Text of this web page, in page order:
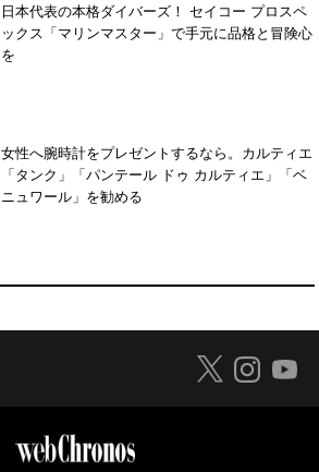
日本代表の本格ダイバーズ！ セイコー プロスペ
ックス「マリンマスター」で手元に品格と冒険心
を
女性へ腕時計をプレゼントするなら。カルティエ
「タンク」「パンテール ドゥ カルティエ」「ベ
ニュワール」を勧める